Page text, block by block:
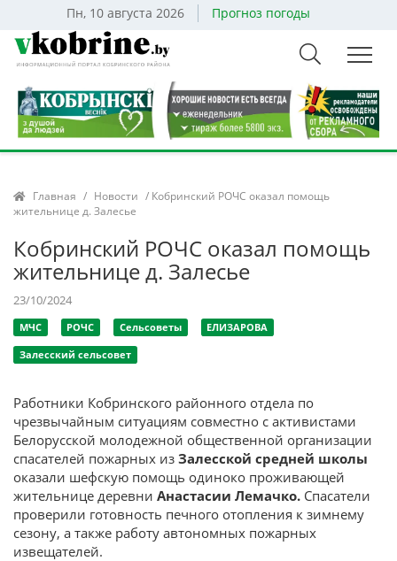
Пн, 10 августа 2026 Прогноз погоды
Главная / Новости / Кобринский РОЧС оказал помощь
жительнице д. Залесье
Кобринский РОЧС оказал помощь
жительнице д. Залесье
23/10/2024
МЧС РОЧС Сельсоветы ЕЛИЗАРОВА
Залесский сельсовет
Работники Кобринского районного отдела по
чрезвычайным ситуациям совместно с активистами
Белорусской молодежной общественной организации
спасателей пожарных из Залесской средней школы
оказали шефскую помощь одиноко проживающей
жительнице деревни Анастасии Лемачко. Спасатели
проверили готовность печного отопления к зимнему
сезону, а также работу автономных пожарных
извещателей.